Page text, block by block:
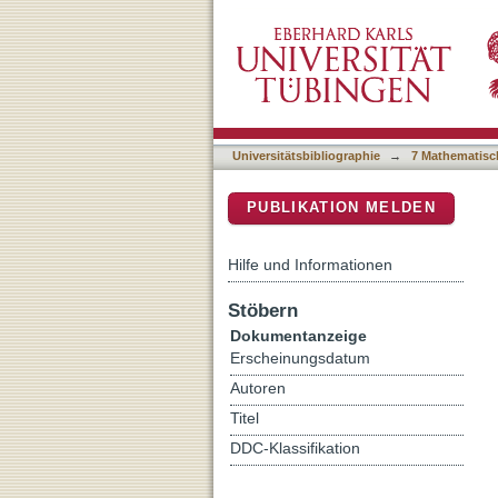
Universitätsbibliographie → 7
PUBLIKATION MELDEN
Hilfe und Informationen
Stöbern
Dokumentanzeige
Erscheinungsdatum
Autoren
Titel
DDC-Klassifikation